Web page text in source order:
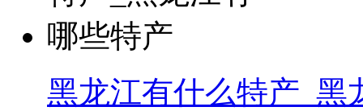
黑龙江有什么特产_黑